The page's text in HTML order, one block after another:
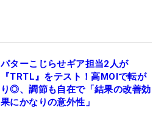
パターこじらせギア担当2人が
『TRTL』をテスト！高MOIで転が
り◎、調節も自在で「結果の改善効
果にかなりの意外性」